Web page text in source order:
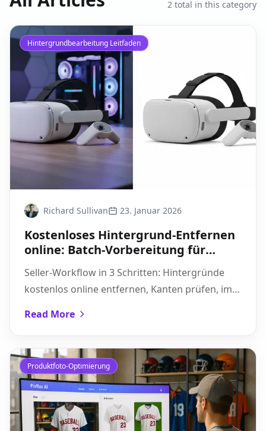
2 total in this category
Hintergrundbearbeitung Leitfaden
Richard Sullivan 23. Januar 2026
Kostenloses Hintergrund-Entfernen
online: Batch-Vorbereitung für
Seller-Workflow in 3 Schritten: Hintergründe
kostenlos online entfernen, Kanten prüfen, im
Read More
Produktfoto-Optimierung